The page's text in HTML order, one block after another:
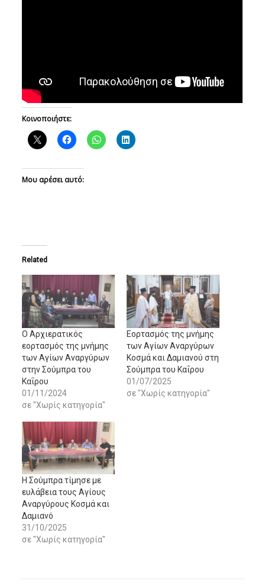
Κοινοποιήστε:
Μου αρέσει αυτό:
Related
Ο Αρχιερατικός
εορτασμός της μνήμης
των Αγίων Αναργύρων
στην Σούμπρα του
Καΐρου
01/11/2024
σε "Χωρίς κατηγορία"
Εορτασμός της μνήμης
των Αγίων Αναργύρων
Κοσμά και Δαμιανού στη
Σούμπρα του Καΐρου
01/07/2025
σε "Χωρίς κατηγορία"
Η Σούμπρα τίμησε με
ευλάβεια τους Αγίους
Αναργύρους Κοσμά και
Δαμιανό
31/10/2025
σε "Χωρίς κατηγορία"